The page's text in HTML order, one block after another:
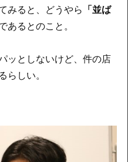
みると、どうやら 「並ば
あるとのこと。
ッとしないけど、件の店
しい。